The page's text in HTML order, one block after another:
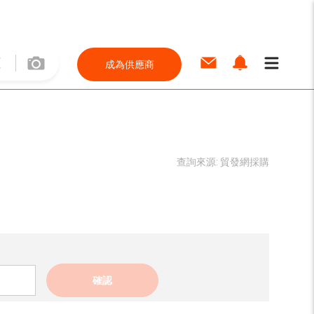
成為供應商
查詢來源: 貿發網採購
確認